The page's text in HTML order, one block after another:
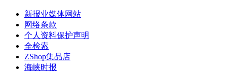
新报业媒体网站
网络条款
个人资料保护声明
全检索
ZShop集品店
海峡时报